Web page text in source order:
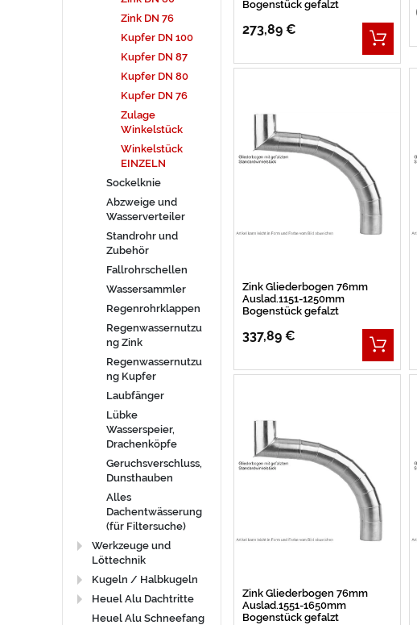
Zink DN 76
Kupfer DN 100
Kupfer DN 87
Kupfer DN 80
Kupfer DN 76
Zulage
Winkelstück
Winkelstück
EINZELN
Sockelknie
Abzweige und
Wasserverteiler
Standrohr und
Zubehör
Fallrohrschellen
Wassersammler
Regenrohrklappen
Regenwassernutzu
ng Zink
Regenwassernutzu
ng Kupfer
Laubfänger
Lübke
Wasserspeier,
Drachenköpfe
Geruchsverschluss,
Dunsthauben
Alles
Dachentwässerung
(für Filtersuche)
Werkzeuge und
Löttechnik
Kugeln / Halbkugeln
Heuel Alu Dachtritte
Heuel Alu Schneefang
Bogenstück gefalzt
273,89 €
Zink Gliederbogen 76mm
Auslad.1151-1250mm
Bogenstück gefalzt
337,89 €
Zink Gliederbogen 76mm
Auslad.1551-1650mm
Bogenstück gefalzt